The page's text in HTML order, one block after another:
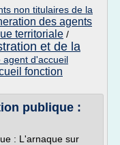
non titulaires de la
des agents
territoriale /
et de la
agent d'accueil
fonction
publique :
: L'arnaque sur